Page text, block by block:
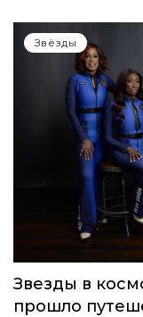
Звёзды
Звезды в
прошло